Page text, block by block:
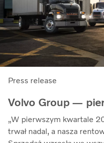
Press release
Volvo Group —
„W pierwszym kwartale
trwał nadal, a nasza